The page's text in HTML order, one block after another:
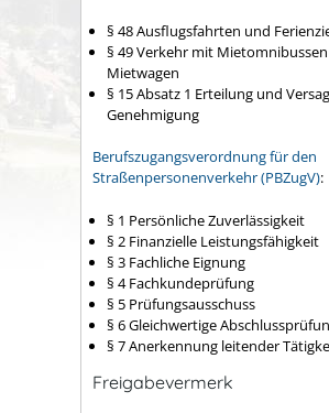
§ 48 Ausflugsfahrten und
§ 49 Verkehr mit
Mietwagen
§ 15 Absatz 1 Erteilung und
Genehmigung
Berufszugangsverordnung für den
Straßenpersonenverkehr (PBZugV):
§ 1 Persönliche Zuverlässigkeit
§ 2 Finanzielle Leistungsfähigkeit
§ 3 Fachliche Eignung
§ 4 Fachkundeprüfung
§ 5 Prüfungsausschuss
§ 6 Gleichwertige
§ 7 Anerkennung leitender
Freigabevermerk